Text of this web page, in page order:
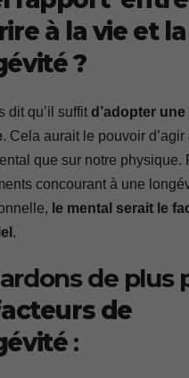
à la vie et la
?
dit qu’il suffit d’adopter
. Cela aurait le pouvoir d’agir
que sur notre physique.
concourant à une
le mental serait le
.
de plus
de
: